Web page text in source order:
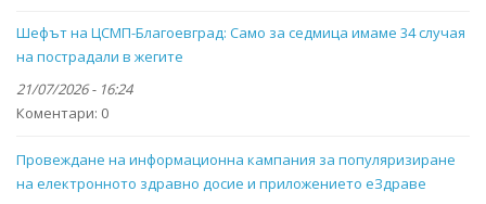
Шефът на ЦСМП-Благоевград: Само за седмица имаме 34 случая
на пострадали в жегите
21/07/2026 - 16:24
Коментари: 0
Провеждане на информационна кампания за популяризиране
на електронното здравно досие и приложението eЗдраве